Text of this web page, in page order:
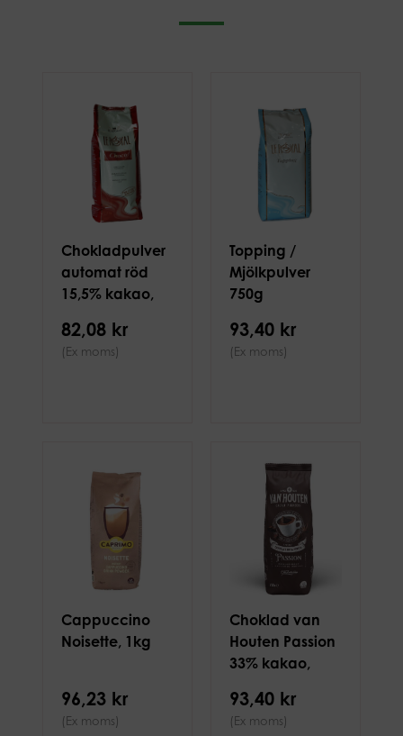
Chokladpulver
automat röd
15,5% kakao,
82,08 kr
(Ex moms)
Topping /
Mjölkpulver
750g
93,40 kr
(Ex moms)
Cappuccino
Noisette, 1kg
96,23 kr
(Ex moms)
Choklad van
Houten Passion
33% kakao,
93,40 kr
(Ex moms)